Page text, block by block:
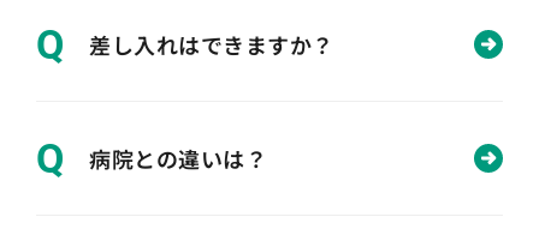
Q 差し入れはできますか？
Q 病院との違いは？